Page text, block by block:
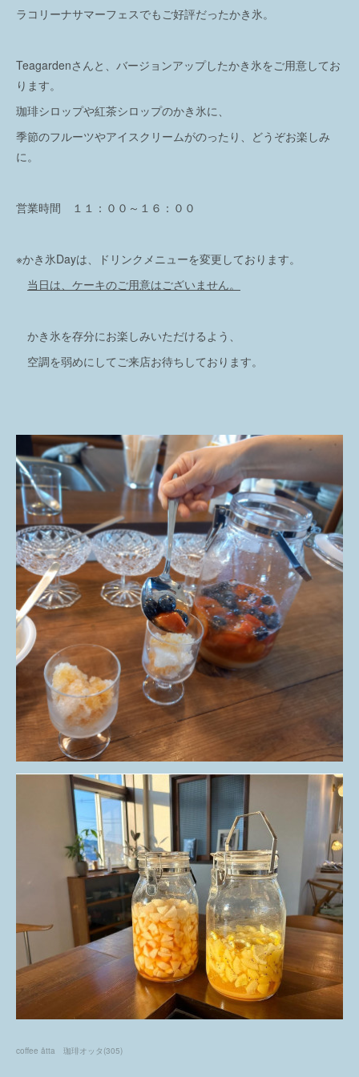
ラコリーナサマーフェスでもご好評だったかき氷。
Teagardenさんと、バージョンアップしたかき氷をご用意してお
ります。
珈琲シロップや紅茶シロップのかき氷に、
季節のフルーツやアイスクリームがのったり、どうぞお楽しみ
に。
営業時間 １１：００～１６：００
※かき氷Dayは、ドリンクメニューを変更しております。
当日は、ケーキのご用意はございません。
かき氷を存分にお楽しみいただけるよう、
空調を弱めにしてご来店お待ちしております。
coffee åtta 珈琲オッタ (305)